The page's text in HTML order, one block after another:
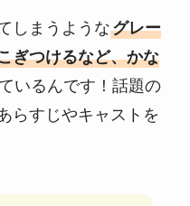
しまうようなグレー
ぎつけるなど、かな
いるんです！話題の
らすじやキャストを